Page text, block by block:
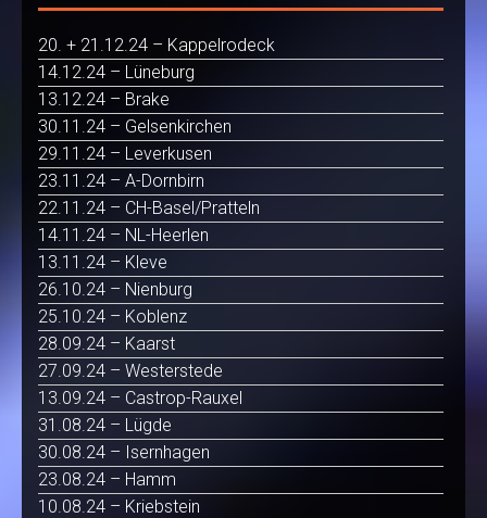
20. + 21.12.24 – Kappelrodeck
14.12.24 – Lüneburg
13.12.24 – Brake
30.11.24 – Gelsenkirchen
29.11.24 – Leverkusen
23.11.24 – A-Dornbirn
22.11.24 – CH-Basel/Pratteln
14.11.24 – NL-Heerlen
13.11.24 – Kleve
26.10.24 – Nienburg
25.10.24 – Koblenz
28.09.24 – Kaarst
27.09.24 – Westerstede
13.09.24 – Castrop-Rauxel
31.08.24 – Lügde
30.08.24 – Isernhagen
23.08.24 – Hamm
10.08.24 – Kriebstein